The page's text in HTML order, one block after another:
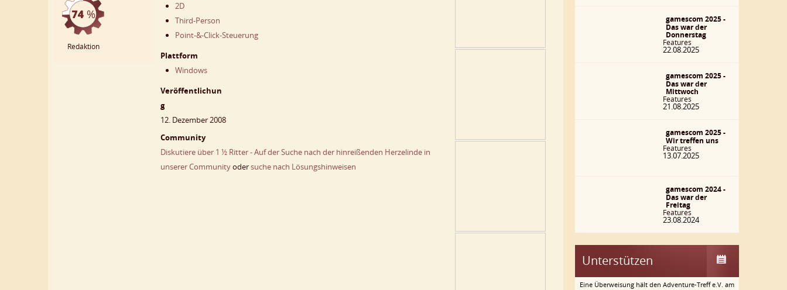
Redaktion
2D
Third-Person
Point-&-Click-Steuerung
Plattform
Windows
Veröffentlichun
g
12. Dezember 2008
Community
Diskutiere über 1 ½ Ritter - Auf der Suche nach der hinreißenden Herzelinde in
unserer Communityodersuche nach Lösungshinweisen
gamescom 2025 -
Das war der
Donnerstag
Features
22.08.2025
gamescom 2025 -
Das war der
Mittwoch
Features
21.08.2025
gamescom 2025 -
Wir treffen uns
Features
13.07.2025
gamescom 2024 -
Das war der
Freitag
Features
23.08.2024
Unterstützen
Eine Überweisung hält den Adventure-Treff e.V. am